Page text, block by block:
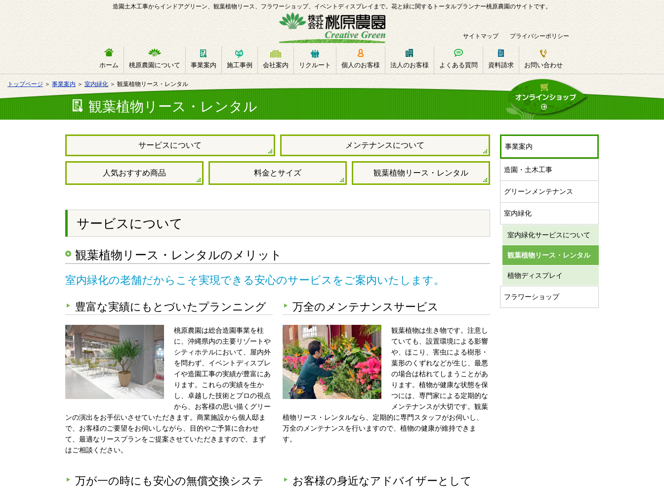
造園土木工事からインドアグリーン、観葉植物リース、フラワーショップ、イベントディスプレイまで。花と緑に関するトータルプランナー桃原農園のサイトです。
サイトマップ プライバシーポリシー
ホーム 桃原農園について 事業案内 施工事例 会社案内 リクルート 個人のお客様 法人のお客様 よくある質問 資料請求 お問い合わせ
トップページ ＞ 事業案内 ＞ 室内緑化 ＞ 観葉植物リース・レンタル
観葉植物リース・レンタル
サービスについて メンテナンスについて
人気おすすめ商品 料金とサイズ 観葉植物リース・レンタル
サービスについて
観葉植物リース・レンタルのメリット
室内緑化の老舗だからこそ実現できる安心のサービスをご案内いたします。
豊富な実績にもとづいたプランニング
桃原農園は総合造園事業を柱
に、沖縄県内の主要リゾートや
シティホテルにおいて、屋内外
を問わず、イベントディスプレ
イや造園工事の実績が豊富にあ
ります。これらの実績を生か
し、卓越した技術とプロの視点
から、お客様の思い描くグリー
ンの演出をお手伝いさせていただきます。商業施設から個人邸ま
で、お客様のご要望をお伺いしながら、目的やご予算に合わせ
て、最適なリースプランをご提案させていただきますので、まず
はご相談ください。
万全のメンテナンスサービス
観葉植物は生き物です。注意し
ていても、設置環境による影響
や、ほこり、害虫による樹形・
葉形のくずれなどが生じ、最悪
の場合は枯れてしまうことがあ
ります。植物が健康な状態を保
つには、専門家による定期的な
メンテナンスが大切です。観葉
植物リース・レンタルなら、定期的に専門スタッフがお伺いし、
万全のメンテナンスを行いますので、植物の健康が維持できま
す。
万が一の時にも安心の無償交換システ
お客様の身近なアドバイザーとして
事業案内
造園・土木工事
グリーンメンテナンス
室内緑化
室内緑化サービスについて
観葉植物リース・レンタル
植物ディスプレイ
フラワーショップ